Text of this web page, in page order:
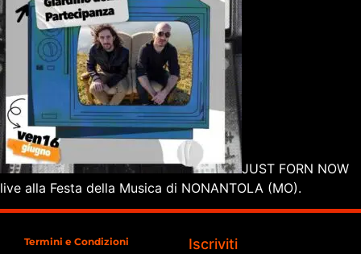
JUST FORN NOW
live alla Festa della Musica di NONANTOLA (MO).
Termini e Condizioni Iscriviti